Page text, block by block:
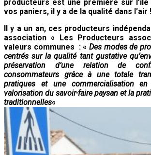
producteurs est une première sur l’île
vos paniers, il y a de la qualité dans l’air !
Il y a un an, ces producteurs
association « Les Producteurs
valeurs communes : « Des modes de
centrés sur la qualité tant gustative
préservation d’une relation de
consommateurs grâce à une totale
pratiques et une commercialisation
valorisation du savoir-faire paysan et la
traditionnelles«